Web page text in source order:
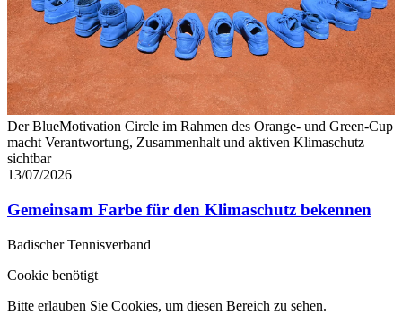
Der BlueMotivation Circle im Rahmen des Orange- und Green-Cup
macht Verantwortung, Zusammenhalt und aktiven Klimaschutz
sichtbar
13/07/2026
Gemeinsam Farbe für den Klimaschutz bekennen
Badischer Tennisverband
Cookie benötigt
Bitte erlauben Sie Cookies, um diesen Bereich zu sehen.